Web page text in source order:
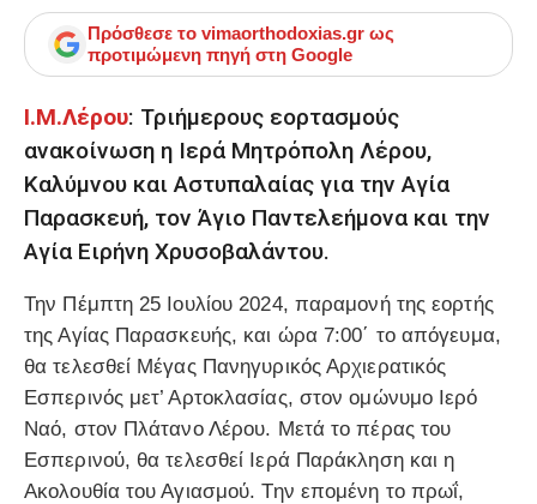
Πρόσθεσε το vimaorthodoxias.gr ως
προτιμώμενη πηγή στη Google
Ι.Μ.Λέρου: Τριήμερους εορτασμούς
ανακοίνωση η Ιερά Μητρόπολη Λέρου,
Καλύμνου και Αστυπαλαίας για την Αγία
Παρασκευή, τον Άγιο Παντελεήμονα και την
Αγία Ειρήνη Χρυσοβαλάντου.
Την Πέμπτη 25 Ιουλίου 2024, παραμονή της εορτής
της Αγίας Παρασκευής, και ώρα 7:00΄ το απόγευμα,
θα τελεσθεί Μέγας Πανηγυρικός Αρχιερατικός
Εσπερινός μετ’ Αρτοκλασίας, στον ομώνυμο Ιερό
Ναό, στον Πλάτανο Λέρου. Μετά το πέρας του
Εσπερινού, θα τελεσθεί Ιερά Παράκληση και η
Ακολουθία του Αγιασμού. Την επομένη το πρωΐ,